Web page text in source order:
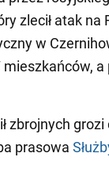
zlecił atak na
w
zbrojnych
prasowa